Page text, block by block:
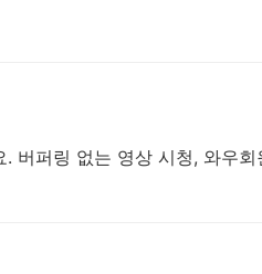
버퍼링 없는 영상 시청, 와우